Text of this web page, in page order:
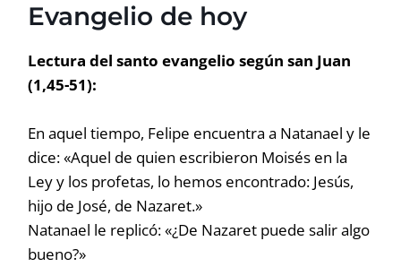
Evangelio de hoy
Lectura del santo evangelio según san Juan
(1,45-51):
En aquel tiempo, Felipe encuentra a Natanael y le
dice: «Aquel de quien escribieron Moisés en la
Ley y los profetas, lo hemos encontrado: Jesús,
hijo de José, de Nazaret.»
Natanael le replicó: «¿De Nazaret puede salir algo
bueno?»